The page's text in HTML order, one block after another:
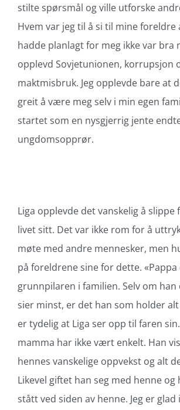
stilte spørsmål og ville utforske
Hvem var jeg til å si til mine foreldre
hadde planlagt for meg ikke var bra
opplevd Sovjetunionen, korrupsjon
maktmisbruk. Jeg opplevde bare at
greit å være meg selv i min egen
startet som en nysgjerrig jente
ungdomsopprør.
Liga opplevde det vanskelig å slippe
livet sitt. Det var ikke rom for å
møte med andre mennesker, men
på foreldrene sine for dette. «Pappa
grunnpilaren i familien. Selv om han
sier minst, er det han som holder
er tydelig at Liga ser opp til faren
mamma har ikke vært enkelt. Han
hennes vanskelige oppvekst og alt
Likevel giftet han seg med henne
stått ved siden av henne. Jeg er